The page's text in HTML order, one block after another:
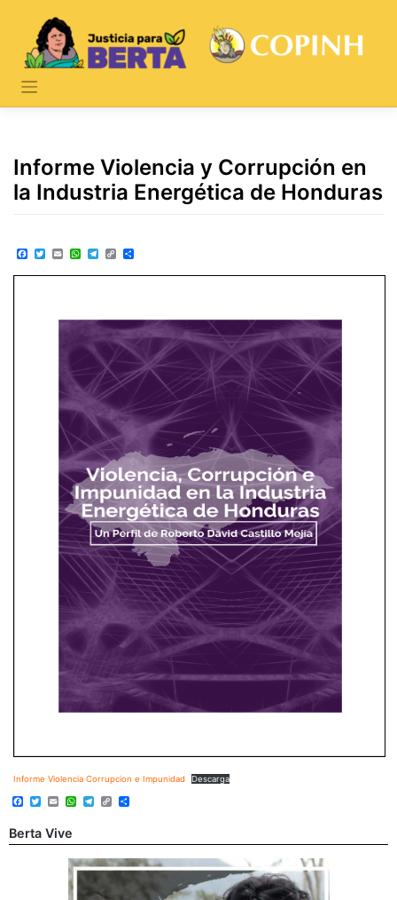
content
Informe Violencia y Corrupción en
la Industria Energética de Honduras
Facebook
Twitter
EmailWhatsApp
Telegram
Copy
Link
Informe Violencia Corrupcion e Impunidad Descarga
Facebook
Twitter
EmailWhatsApp
Telegram
Copy
Link
Berta Vive